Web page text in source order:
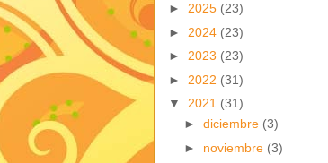
► 2025 (23)
► 2024 (23)
► 2023 (23)
► 2022 (31)
▼ 2021 (31)
► diciembre (3)
► noviembre (3)